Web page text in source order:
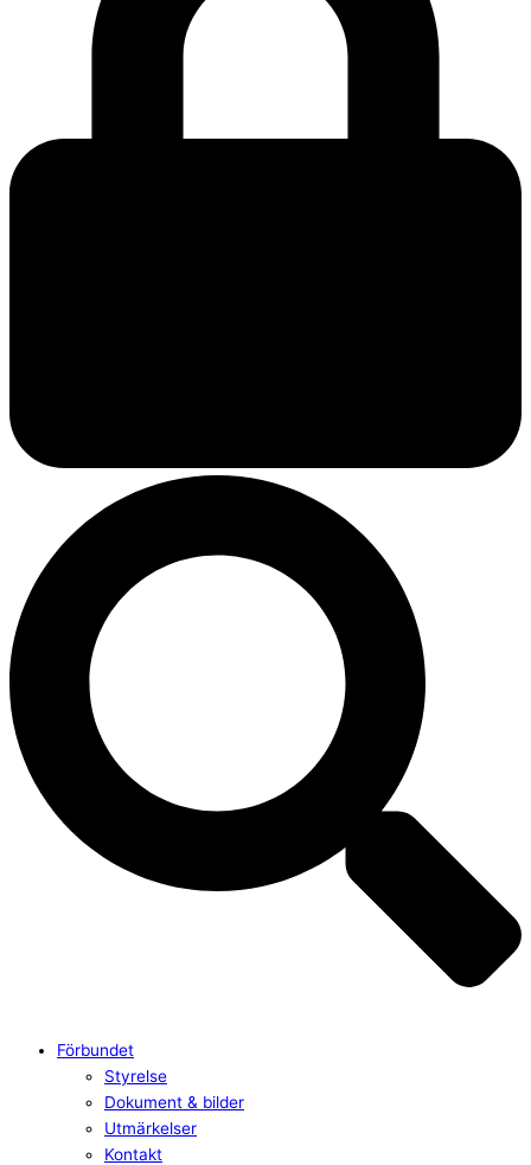
Förbundet
Styrelse
Dokument & bilder
Utmärkelser
Kontakt